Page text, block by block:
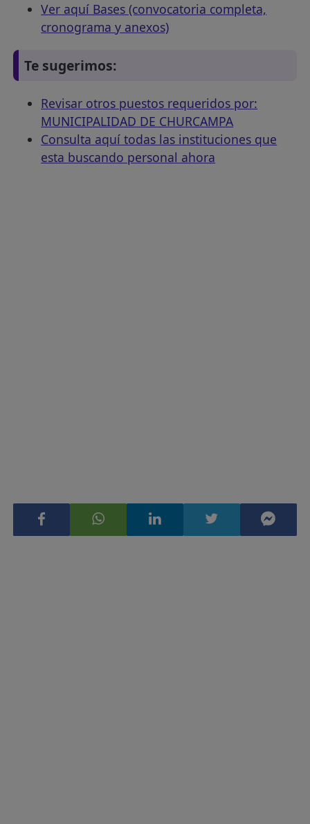
Ver aquí Bases (convocatoria completa,
cronograma y anexos)
Te sugerimos:
Revisar otros puestos requeridos por:
MUNICIPALIDAD DE CHURCAMPA
Consulta aquí todas las instituciones que
esta buscando personal ahora